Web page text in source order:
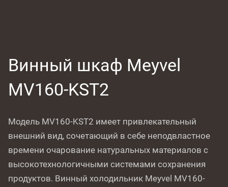
Винный шкаф Meyvel
MV160-KST2
Модель MV160-KST2 имеет привлекательный
внешний вид, сочетающий в себе неподвластное
времени очарование натуральных материалов с
высокотехнологичными системами сохранения
продуктов. Винный холодильник Meyvel MV160-